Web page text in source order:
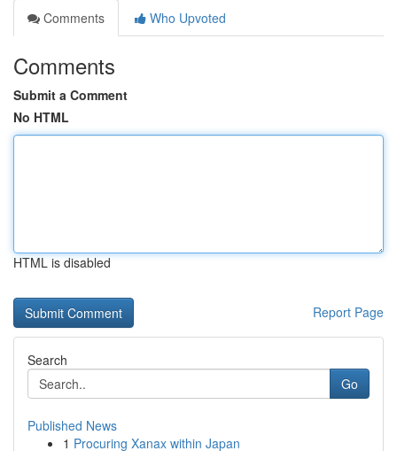
Comments
Who Upvoted
Comments
Submit a Comment
No HTML
HTML is disabled
Report Page
Search
Go
Published News
1 Procuring Xanax within Japan